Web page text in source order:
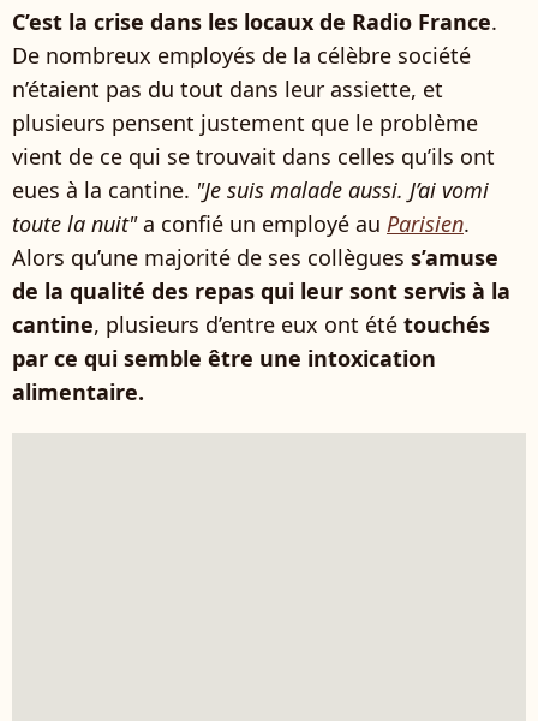
C’est la crise dans les locaux de Radio France.
De nombreux employés de la célèbre société
n’étaient pas du tout dans leur assiette, et
plusieurs pensent justement que le problème
vient de ce qui se trouvait dans celles qu’ils ont
eues à la cantine. "Je suis malade aussi. J’ai vomi
toute la nuit"a confié un employé au Parisien.
Alors qu’une majorité de ses collègues s’amuse
de la qualité des repas qui leur sont servis à la
cantine, plusieurs d’entre eux ont été touchés
par ce qui semble être une intoxication
alimentaire.